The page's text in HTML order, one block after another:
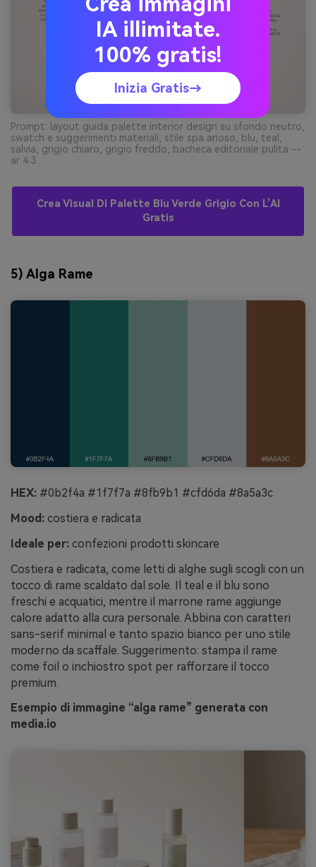
Prompt: layout guida palette interior design su sfondo neutro,
swatch e suggerimenti materiali, stile spa arioso, blu, teal,
salvia, grigio chiaro, grigio freddo, bacheca editoriale pulita --
ar 4:3
Crea Visual Di Palette Blu Verde Grigio Con L’AI
Gratis
5) Alga Rame
HEX: #0b2f4a #1f7f7a #8fb9b1 #cfd6da #8a5a3c
Mood: costiera e radicata
Ideale per: confezioni prodotti skincare
Costiera e radicata, come letti di alghe sugli scogli con un
tocco di rame scaldato dal sole. Il teal e il blu sono
freschi e acquatici, mentre il marrone rame aggiunge
calore adatto alla cura personale. Abbina con caratteri
sans-serif minimal e tanto spazio bianco per uno stile
moderno da scaffale. Suggerimento: stampa il rame
come foil o inchiostro spot per rafforzare il tocco
premium.
Esempio di immagine “alga rame” generata con
media.io
IA illimitate.
100% gratis!
Inizia Gratis→